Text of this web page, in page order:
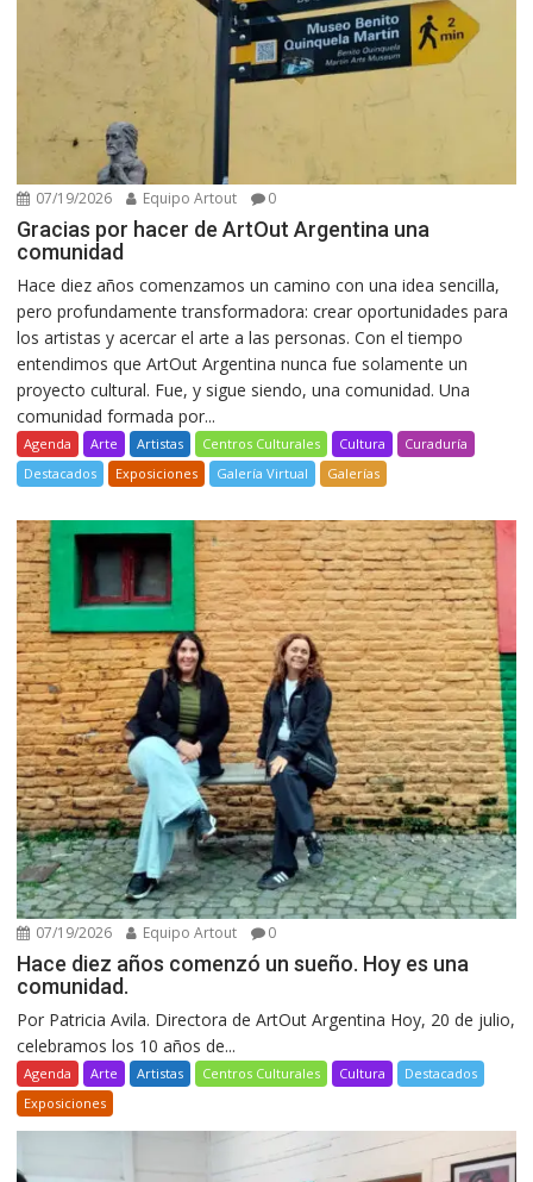
07/19/2026 Equipo Artout 0
Gracias por hacer de ArtOut Argentina una
comunidad
Hace diez años comenzamos un camino con una idea sencilla,
pero profundamente transformadora: crear oportunidades para
los artistas y acercar el arte a las personas. Con el tiempo
entendimos que ArtOut Argentina nunca fue solamente un
proyecto cultural. Fue, y sigue siendo, una comunidad. Una
comunidad formada por...
Agenda Arte Artistas Centros Culturales Cultura
Curaduría
Destacados
Exposiciones Galería Virtual Galerías
07/19/2026 Equipo Artout 0
Hace diez años comenzó un sueño. Hoy es una
comunidad.
Por Patricia Avila. Directora de ArtOut Argentina Hoy, 20 de julio,
celebramos los 10 años de...
Agenda Arte Artistas Centros Culturales Cultura
Destacados
Exposiciones